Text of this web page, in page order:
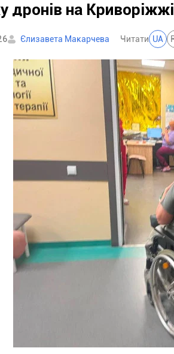
дронів на
Єлизавета Макарчева Читати UA